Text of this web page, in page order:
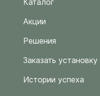
Каталог
Акции
Решения
Заказать установку
Истории успеха